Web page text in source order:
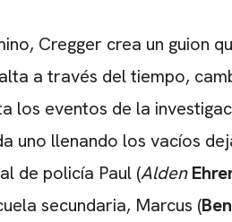
Cregger crea un guion
a través del tiempo,
los eventos de la
uno llenando los vacíos
de policía Paul (Alden
secundaria, Marcus (